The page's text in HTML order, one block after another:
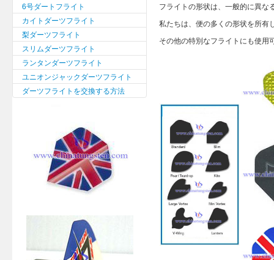
6号ダートフライト
カイトダーツフライト
梨ダーツフライト
スリムダーツフライト
ランタンダーツフライト
ユニオンジャックダーツフライト
ダーツフライトを交換する方法
フライトの形状は、一般的に異な
私たちは、便の多くの形状を所有
その他の特別なフライトにも使用